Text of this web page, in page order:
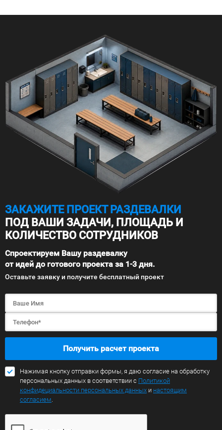
ЗАКАЖИТЕ ПРОЕКТ РАЗДЕВАЛКИ
ПОД ВАШИ ЗАДАЧИ, ПЛОЩАДЬ И
КОЛИЧЕСТВО СОТРУДНИКОВ
Спроектируем Вашу раздевалку
от идей до готового проекта за 1-3 дня.
Оставьте заявку и получите бесплатный проект
Получить расчет проекта
Нажимая кнопку отправки формы, я даю согласие на обработку
персональных данных в соответствии с Политикой
конфидециальности персональных данных и настоящим
согласием